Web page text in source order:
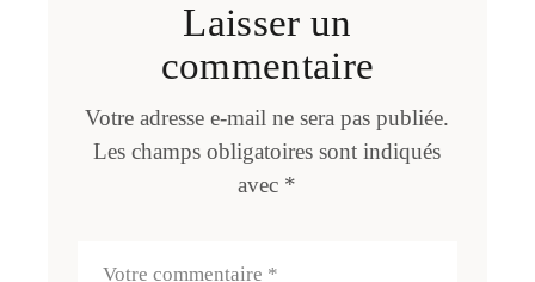
Laisser un
commentaire
Votre adresse e-mail ne sera pas publiée.
Les champs obligatoires sont indiqués
avec *